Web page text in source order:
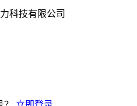
科技有限公司